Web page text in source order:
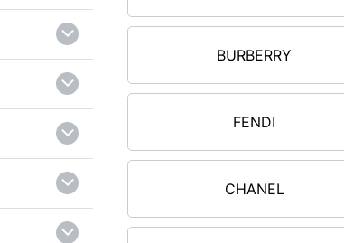
BURBERRY
FENDI
CHANEL